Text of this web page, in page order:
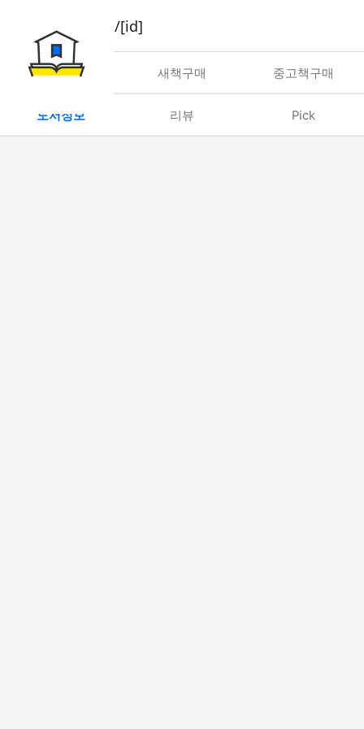
book/rent/[id]
대여 새책구매 중고책구매
도서정보 리뷰 Pick